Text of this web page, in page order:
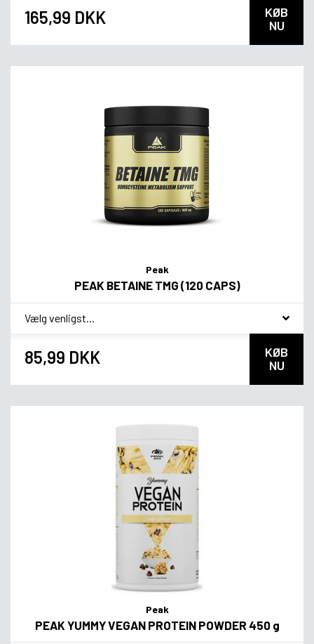
165,99 DKK
KØB
NU
Peak
PEAK BETAINE TMG (120 CAPS)
* Smagsvariant
85,99 DKK
KØB
NU
Peak
PEAK YUMMY VEGAN PROTEIN POWDER 450 g